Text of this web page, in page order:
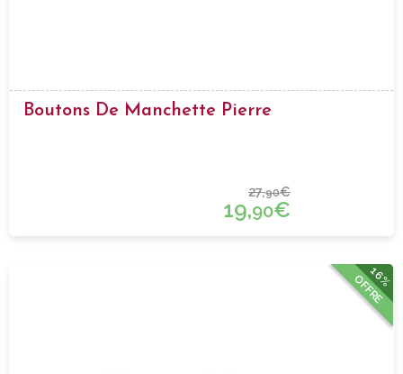
Boutons De Manchette Pierre
27,90€
19,90€
16%
OFFRE